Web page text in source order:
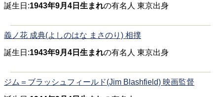
誕生日:1943年9月4日生まれの有名人 東京出身
義ノ花 成典(よしのはな まさのり) 相撲
誕生日:1943年9月4日生まれの有名人 東京出身
ジム＝ブラッシュフィールド(Jim Blashfield) 映画監督